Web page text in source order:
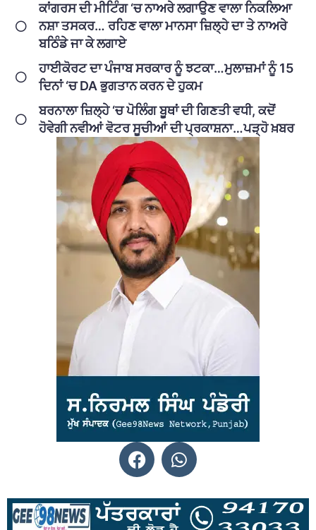
ਕਾਂਗਰਸ ਦੀ ਮੀਟਿੰਗ ‘ਚ ਨਾਅਰੇ ਲਗਾਉਣ ਵਾਲਾ ਨਿਕਲਿਆ
ਨਸ਼ਾ ਤਸਕਰ… ਰਹਿਣ ਵਾਲਾ ਮਾਨਸਾ ਜ਼ਿਲ੍ਹੇ ਦਾ ਤੇ ਨਾਅਰੇ
ਬਠਿੰਡੇ ਜਾ ਕੇ ਲਗਾਏ
ਹਾਈਕੋਰਟ ਦਾ ਪੰਜਾਬ ਸਰਕਾਰ ਨੂੰ ਝਟਕਾ…ਮੁਲਾਜ਼ਮਾਂ ਨੂੰ 15
ਦਿਨਾਂ ‘ਚ DA ਭੁਗਤਾਨ ਕਰਨ ਦੇ ਹੁਕਮ
ਬਰਨਾਲਾ ਜ਼ਿਲ੍ਹੇ ‘ਚ ਪੋਲਿੰਗ ਬੂਥਾਂ ਦੀ ਗਿਣਤੀ ਵਧੀ, ਕਦੋਂ
ਹੋਵੇਗੀ ਨਵੀਆਂ ਵੋਟਰ ਸੂਚੀਆਂ ਦੀ ਪ੍ਰਕਾਸ਼ਨਾ…ਪੜ੍ਹੋ ਖ਼ਬਰ